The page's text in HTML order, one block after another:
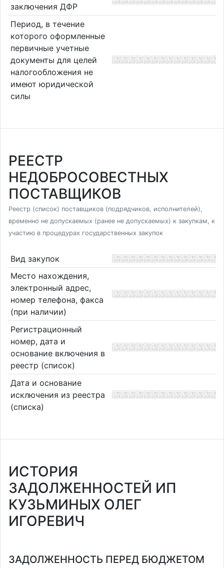
заключения ДФР
Период, в течение
которого оформленные
первичные учетные
документы для целей
налогообложения не
имеют юридической
силы
РЕЕСТР
НЕДОБРОСОВЕСТНЫХ
ПОСТАВЩИКОВ
Реестр (список) поставщиков (подрядчиков, исполнителей),
временно не допускаемых (ранее не допускаемых) к закупкам, к
участию в процедурах государственных закупок
Вид закупок
Место нахождения,
электронный адрес,
номер телефона, факса
(при наличии)
Регистрационный
номер, дата и
основание включения в
реестр (список)
Дата и основание
исключения из реестра
(списка)
ИСТОРИЯ
ЗАДОЛЖЕННОСТЕЙ ИП
КУЗЬМИНЫХ ОЛЕГ
ИГОРЕВИЧ
ЗАДОЛЖЕННОСТЬ ПЕРЕД БЮДЖЕТОМ